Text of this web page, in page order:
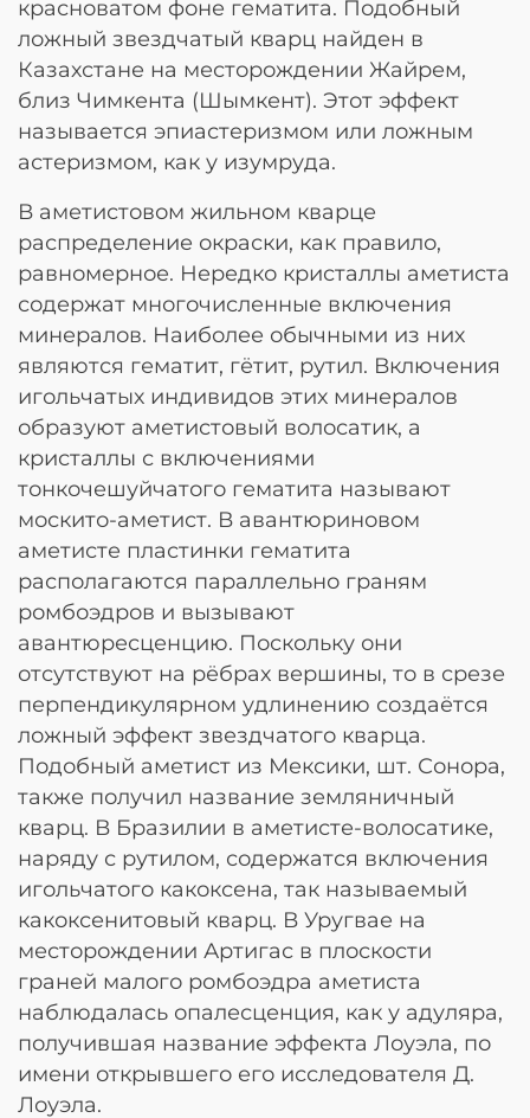
красноватом фоне гематита. Подобный
ложный звездчатый кварц найден в
Казахстане на месторождении Жайрем,
близ Чимкента (Шымкент). Этот эффект
называется эпиастеризмом или ложным
астеризмом, как у изумруда.
В аметистовом жильном кварце
распределение окраски, как правило,
равномерное. Нередко кристаллы аметиста
содержат многочисленные включения
минералов. Наиболее обычными из них
являются гематит, гётит, рутил. Включения
игольчатых индивидов этих минералов
образуют аметистовый волосатик, а
кристаллы с включениями
тонкочешуйчатого гематита называют
москито-аметист. В авантюриновом
аметисте пластинки гематита
располагаются параллельно граням
ромбоэдров и вызывают
авантюресценцию. Поскольку они
отсутствуют на рёбрах вершины, то в срезе
перпендикулярном удлинению создаётся
ложный эффект звездчатого кварца.
Подобный аметист из Мексики, шт. Сонора,
также получил название земляничный
кварц. В Бразилии в аметисте-волосатике,
наряду с рутилом, содержатся включения
игольчатого какоксена, так называемый
какоксенитовый кварц. В Уругвае на
месторождении Артигас в плоскости
граней малого ромбоэдра аметиста
наблюдалась опалесценция, как у адуляра,
получившая название эффекта Лоуэла, по
имени открывшего его исследователя Д.
Лоуэла.